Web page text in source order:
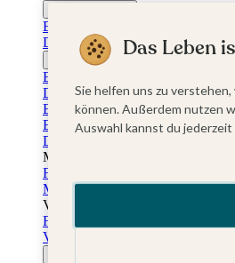
Einladungskarten Firmung
Dankeskarten Firmung
Jugendweihekarten
Einladungskarten Jugendweihe
Dankeskarten Jugendweihe
Einschulungskarten
Einladungskarten Einschulung
Danksagung Einschulung
Muttertag
Fotogeschenke Muttertag
Muttertagskarten
Vatertag
Fotogeschenke Vatertag
Vatertagskarten
Das Leben
Sie helfen uns zu
können. Außerdem nutzen
Auswahl kannst du jederzeit